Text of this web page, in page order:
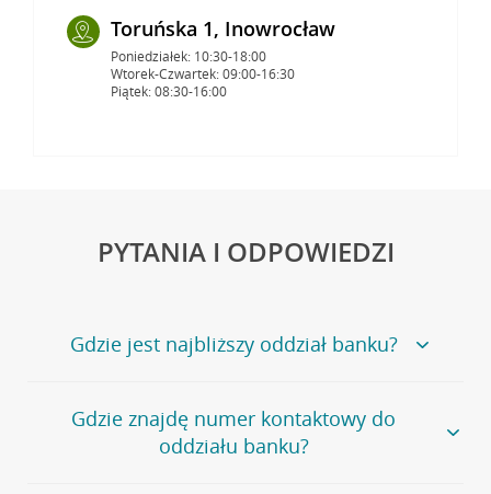
Toruńska 1, Inowrocław
Poniedziałek: 10:30-18:00
Wtorek-Czwartek: 09:00-16:30
Piątek: 08:30-16:00
PYTANIA I ODPOWIEDZI
Gdzie jest najbliższy oddział banku?
Jeśli szukasz oddziału naszego banku, zapraszamy na
stronęPlacówki i bankomaty, na której znajduje się
wygodna wyszukiwarka.
Gdzie znajdę numer kontaktowy do
oddziału banku?